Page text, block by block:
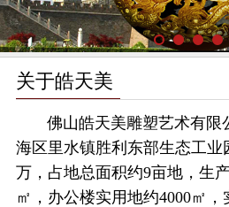
关于皓天美
佛山皓天美雕塑艺术有限
海区里水镇胜利东部生态工业
万，占地总面积约9亩地，生
㎡，办公楼实用地约4000㎡